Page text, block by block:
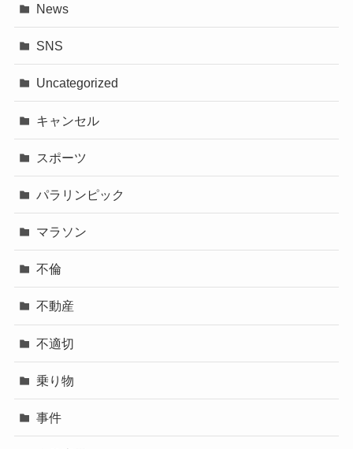
News
SNS
Uncategorized
キャンセル
スポーツ
パラリンピック
マラソン
不倫
不動産
不適切
乗り物
事件